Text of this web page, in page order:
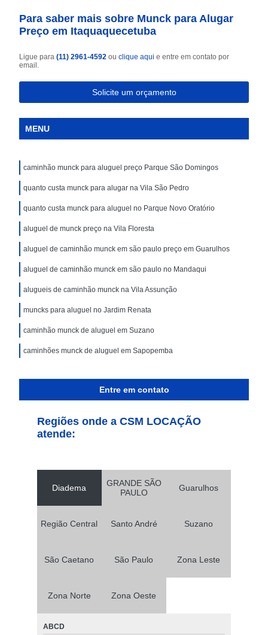
Para saber mais sobre Munck para Alugar
Preço em Itaquaquecetuba
Ligue para(11) 2961-4592ouclique aqui e entre em contato por
email.
Solicite um orçamento
MENU
caminhão munck para aluguel preço Parque São Domingos
quanto custa munck para alugar na Vila São Pedro
quanto custa munck para aluguel no Parque Novo Oratório
aluguel de munck preço na Vila Floresta
aluguel de caminhão munck em são paulo preço em Guarulhos
aluguel de caminhão munck em são paulo no Mandaqui
alugueis de caminhão munck na Vila Assunção
muncks para aluguel no Jardim Renata
caminhão munck de aluguel em Suzano
caminhões munck de aluguel em Sapopemba
Entre em contato
Regiões onde a CSM LOCAÇÃO
atende:
Diadema
GRANDE SÃO
PAULO
Guarulhos
Região Central Santo André Suzano
São Caetano São Paulo Zona Leste
Zona Norte Zona Oeste
ABCD